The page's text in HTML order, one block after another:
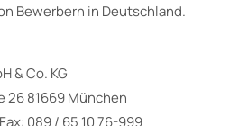
Bewerbern in Deutschland.
& Co. KG
26 81669 München
089 / 65 10 76-999